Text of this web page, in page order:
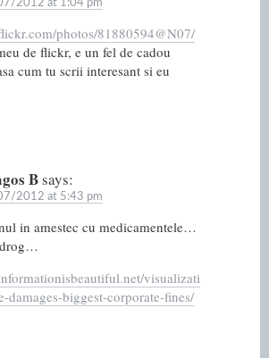
2012 at 1:04 pm
photos/81880594@N07/
de flickr, e un fel de cadou
cum tu scrii interesant si eu
Bsays:
2012 at 5:43 pm
in amestec cu medicamentele…
visualizati
damages-biggest-corporate-fines/